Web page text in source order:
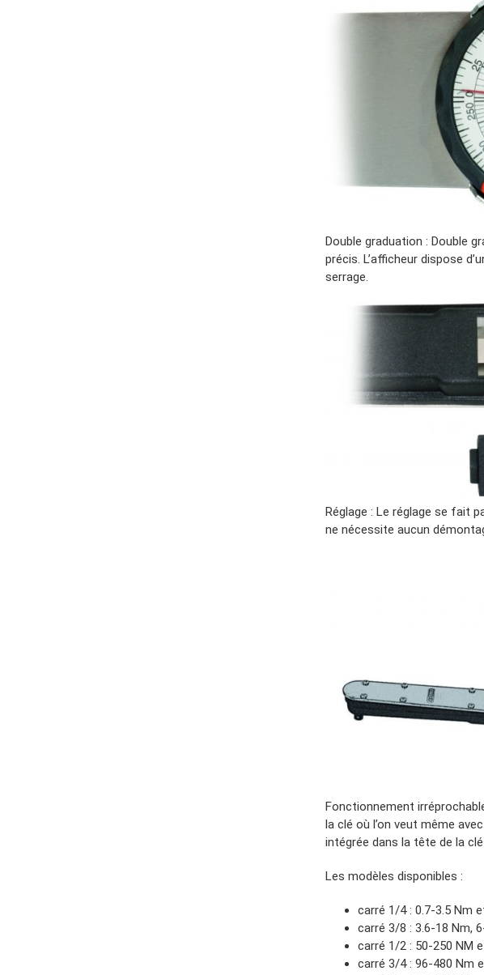
Double graduation : Double
précis. L’afficheur dispose
serrage.
Réglage : Le réglage se fait
ne nécessite aucun
Fonctionnement
la clé où l’on veut même
intégrée dans la tête de la
Les modèles disponibles :
carré 1/4 : 0.7-3.5 Nm
carré 3/8 : 3.6-18 Nm,
carré 1/2 : 50-250 NM
carré 3/4 : 96-480 Nm